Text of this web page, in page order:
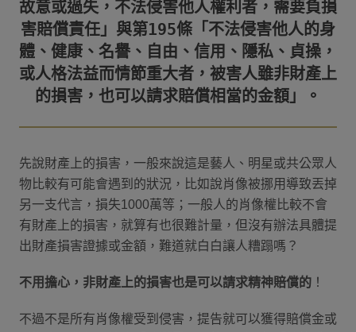
故意或過失，不法侵害他人權利者，需要負損
害賠償責任」與第195條「不法侵害他人的身
體、健康、名譽、自由、信用、隱私、貞操，
或人格法益而情節重大者，被害人雖非財產上
先說財產上的損害，一般來說這是藝人、明星或共公眾人
物比較有可能會遇到的狀況，比如說肖像被挪用導致丟掉
另一支代言，損失1000萬等；一般人的肖像權比較不會
有財產上的損害，就算有也很難計量，但沒有辦法具體提
出財產損害證據或金額，難道就白白讓人糟蹋嗎？
不用擔心，非財產上的損害也是可以請求精神賠償的 ！
不過不是所有肖像權受到侵害，提告就可以獲得賠償金或